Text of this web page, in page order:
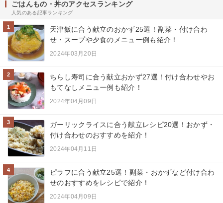
ごはんもの・丼のアクセスランキング
人気のある記事ランキング
1
天津飯に合う献立のおかず25選！副菜・付け合わ
せ・スープや夕食のメニュー例も紹介！
2024年03月20日
2
ちらし寿司に合う献立おかず27選！付け合わせやお
もてなしメニュー例も紹介！
2024年04月09日
3
ガーリックライスに合う献立レシピ20選！おかず・
付け合わせのおすすめを紹介！
2024年04月11日
4
ピラフに合う献立25選！副菜・おかずなど付け合わ
せのおすすめをレシピで紹介！
2024年04月09日